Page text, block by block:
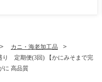
カニ・海老加工品
り 定期便(3回) 【かにみそまで完
に 高品質